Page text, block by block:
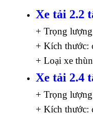
Xe tải 2.2
+ Trọng
+ Kích thước:
+ Loại xe
Xe tải 2.4
+ Trọng
+ Kích thước: